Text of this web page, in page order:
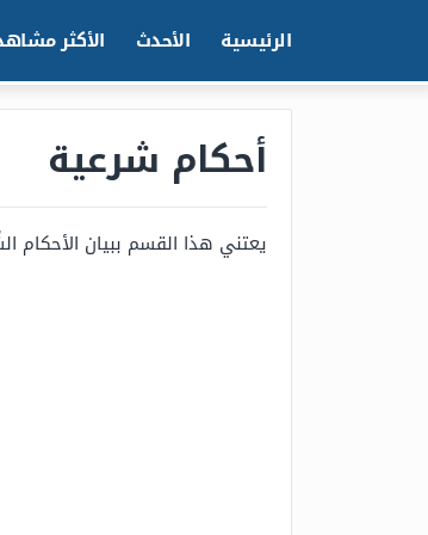
الرئيسية الأحدث الأكثر
أحكام شرعية
يعتني هذا القسم ببيان الأحكام